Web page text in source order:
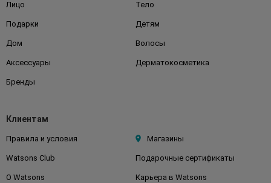
Лицо Тело
Подарки Детям
Дом Волосы
Аксессуары Дерматокосметика
Бренды
Клиентам
Правила и условия Магазины
Watsons Club Подарочные сертификаты
О Watsons Карьера в Watsons